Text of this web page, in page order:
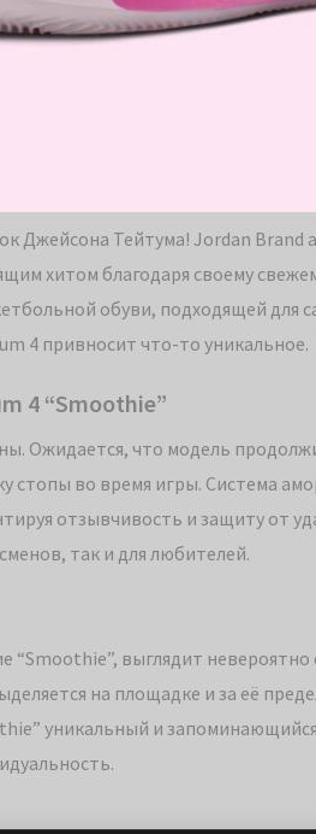
Джейсона Тейтума! Jordan Brand
хитом благодаря своему
обуви, подходящей для
4 привносит что-то уникальное.
4 “Smoothie”
Ожидается, что модель
во время игры. Система
отзывчивость и защиту от
так и для любителей.
“Smoothie”, выглядит
на площадке и за её
уникальный и